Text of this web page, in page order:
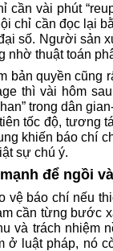
vài phút
chỉ cần đọc lại
số. Người sản
nhờ thuật toán
bản quyền cũng
thì vài hôm
trong dân
tốc độ, tương
khiến báo chí
sự chú ý.
để ngồi
vệ báo chí nếu
cần từng bước
và trách nhiệm
ở luật pháp, nó